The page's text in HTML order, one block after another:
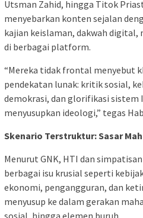
Utsman Zahid, hingga Titok
menyebarkan konten sejalan
kajian keislaman, dakwah
di berbagai platform.
“Mereka tidak frontal menyebut
pendekatan lunak: kritik sosial,
demokrasi, dan glorifikasi sistem
menyusupkan ideologi,” tegas
Skenario Terstruktur: Sasar
Menurut GNK, HTI dan
berbagai isu krusial seperti
ekonomi, pengangguran, dan
menyusup ke dalam gerakan
sosial, hingga elemen buruh.